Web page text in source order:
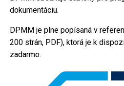
dokumentáciu.
DPMM je plne popísaná v
200 strán, PDF), ktorá je k
zadarmo.